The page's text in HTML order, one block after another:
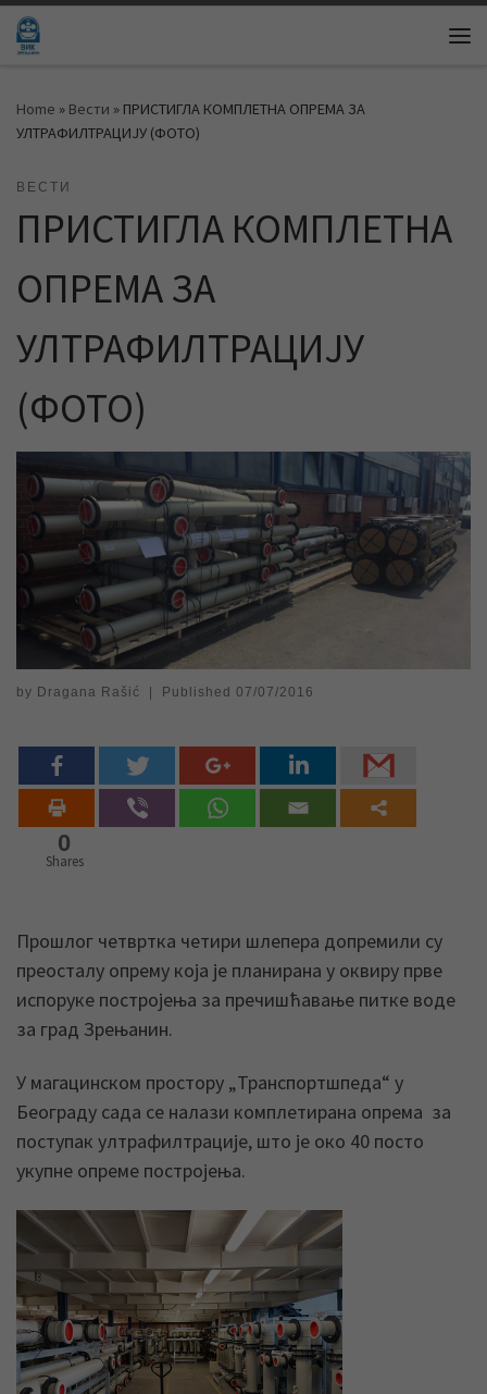
Skip to content
Home » Вести » ПРИСТИГЛА КОМПЛЕТНА ОПРЕМА ЗА
УЛТРАФИЛТРАЦИЈУ (ФОТО)
ВЕСТИ
ПРИСТИГЛА КОМПЛЕТНА
ОПРЕМА ЗА
УЛТРАФИЛТРАЦИЈУ
(ФОТО)
by Dragana Rašić Published 07/07/2016
0
Shares
Прошлог четвртка четири шлепера допремили су
преосталу опрему која је планирана у оквиру прве
испоруке постројења за пречишћавање питке воде
за град Зрењанин.
У магацинском простору „Транспортшпеда“ у
Београду сада се налази комплетирана опрема за
поступак ултрафилтрације, што је око 40 посто
укупне опреме постројења.